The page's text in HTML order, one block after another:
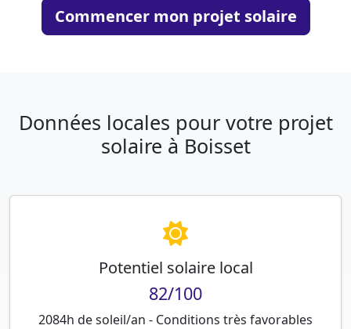
Commencer mon projet solaire
Données locales pour votre projet
solaire à Boisset
Potentiel solaire local
82/100
2084h de soleil/an - Conditions très favorables